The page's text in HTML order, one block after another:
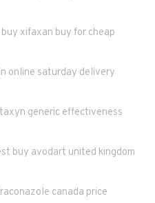
xifaxan buy for cheap
online saturday delivery
generic effectiveness
buy avodart united kingdom
canada price